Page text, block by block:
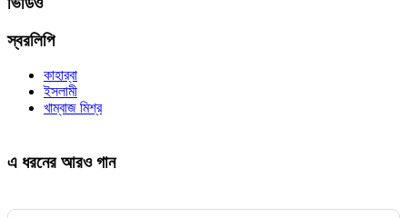
স্বরলিপি
কাহার্‌বা
ইসলামী
খাম্বাজ মিশ্র
এ ধরনের আরও গান